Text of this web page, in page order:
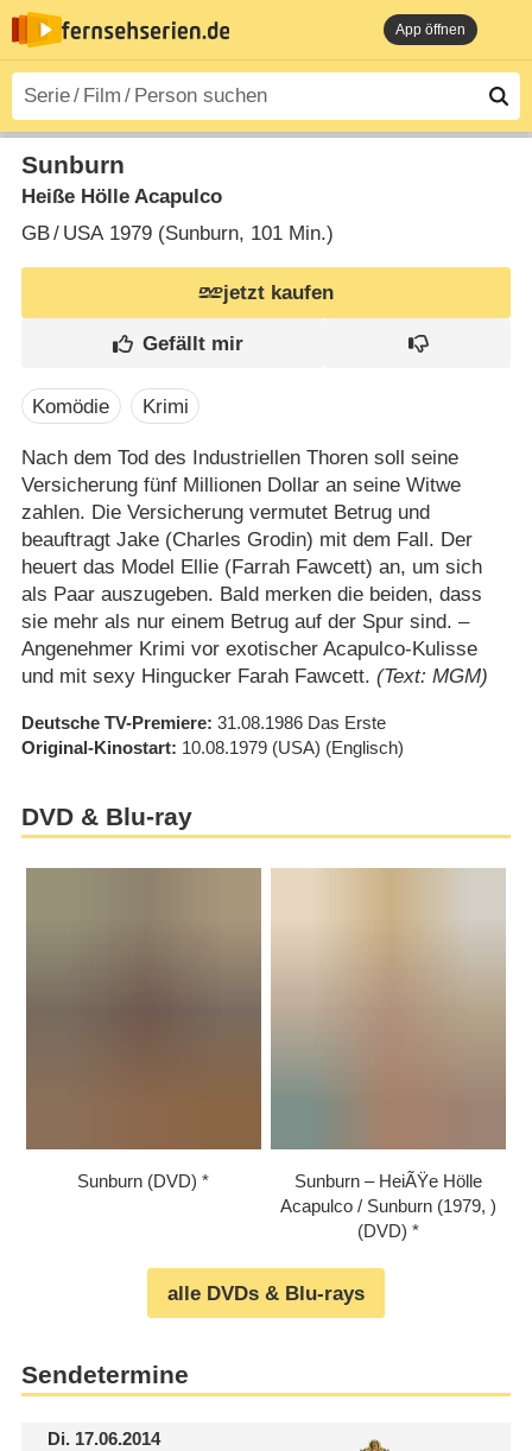
App öffnen
Sunburn
Heiße Hölle Acapulco
GB/ USA1979 (Sunburn‎, 101 Min.)
jetzt kaufen
Komödie Krimi
Nach dem Tod des Industriellen Thoren soll seine
Versicherung fünf Millionen Dollar an seine Witwe
zahlen. Die Versicherung vermutet Betrug und
beauftragt Jake (Charles Grodin) mit dem Fall. Der
heuert das Model Ellie (Farrah Fawcett) an, um sich
als Paar auszugeben. Bald merken die beiden, dass
sie mehr als nur einem Betrug auf der Spur sind. –
Angenehmer Krimi vor exotischer Acapulco-Kulisse
und mit sexy Hingucker Farah Fawcett. (Text: MGM)
Deutsche TV-Premiere 31.08.1986 Das Erste
Original-Kinostart 10.08.1979 (USA) (Englisch)
DVD & Blu-ray
Sunburn (DVD)
Sunburn – HeiÃŸe Hölle
Acapulco /​ Sunburn (1979, )
(DVD)
alle DVDs & Blu-rays
Sendetermine
Di.17.06.2014